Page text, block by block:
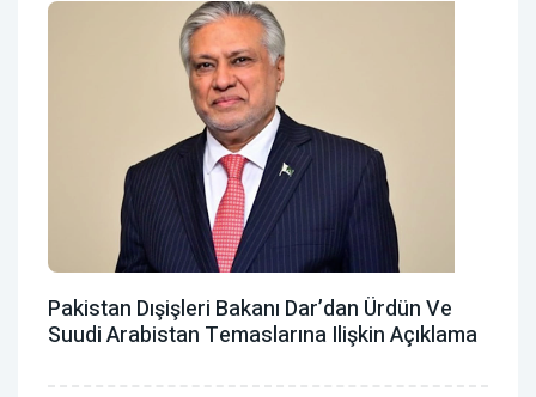
Pakistan Dışişleri Bakanı Dar’dan Ürdün Ve
Suudi Arabistan Temaslarına Ilişkin Açıklama